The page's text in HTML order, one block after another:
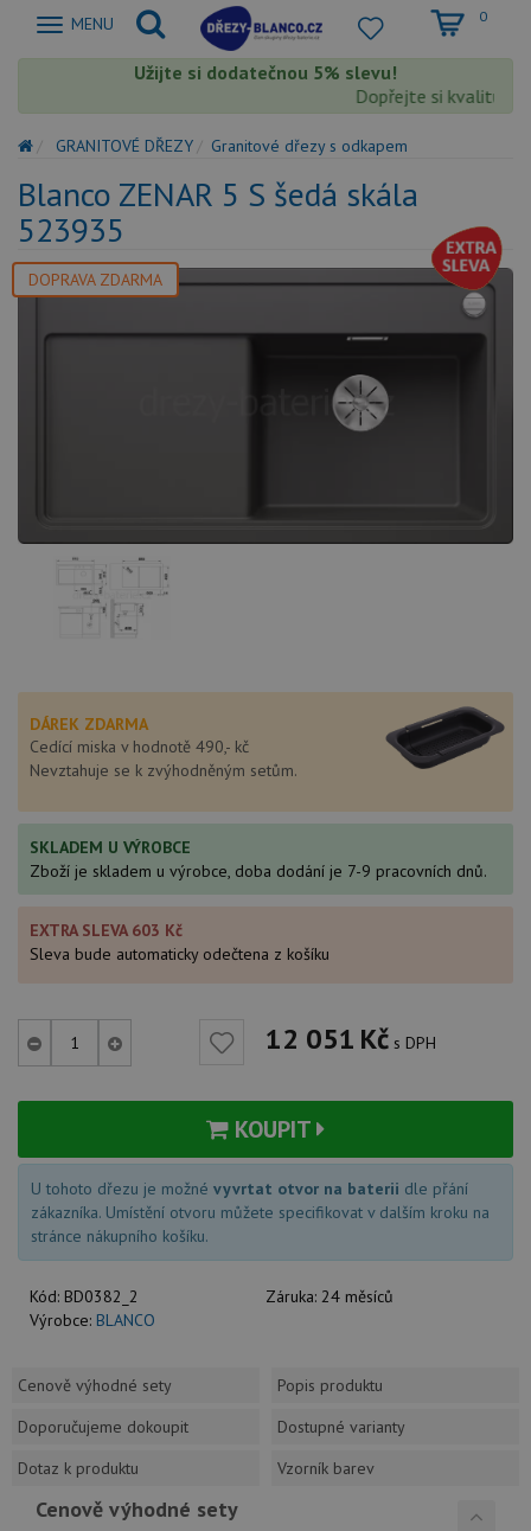
Zobrazit
MENU 0
Užijte si dodatečnou 5% slevu!
Dopřejte si kvalitu
GRANITOVÉ DŘEZY Granitové dřezy s odkapem
Blanco ZENAR 5 S šedá skála
523935
DOPRAVA ZDARMA
DÁREK ZDARMA
Cedící miska v hodnotě 490,- kč
Nevztahuje se k zvýhodněným setům.
SKLADEM U VÝROBCE
Zboží je skladem u výrobce, doba dodání je 7-9 pracovních dnů.
EXTRA SLEVA 603 Kč
Sleva bude automaticky odečtena z košíku
12 051 Kč s DPH
KOUPIT
U tohoto dřezu je možné vyvrtat otvor na baterii dle přání
zákazníka. Umístění otvoru můžete specifikovat v dalším kroku na
stránce nákupního košíku.
Kód: BD0382_2 Záruka: 24 měsíců
Výrobce: BLANCO
Cenově výhodné sety
Popis produktu
Doporučujeme dokoupit
Dostupné varianty
Dotaz k produktu
Vzorník barev
Cenově výhodné sety